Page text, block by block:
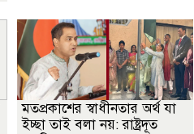
মতপ্রকাশের স্বাধীনতার অর্থ যা
ইচ্ছা তাই বলা নয়: রাষ্ট্রদূত